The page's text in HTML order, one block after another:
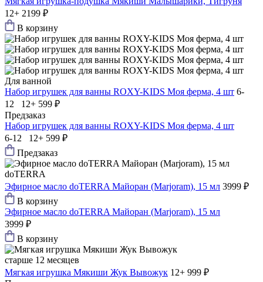
12+ 2199 ₽
В корзину
Для ванной
Набор игрушек для ванны ROXY-KIDS Моя ферма, 4 шт 6-
12 12+ 599 ₽
Предзаказ
Набор игрушек для ванны ROXY-KIDS Моя ферма, 4 шт
6-12 12+ 599 ₽
Предзаказ
doTERRA
Эфирное масло doTERRA Майоран (Marjoram), 15 мл 3999 ₽
В корзину
Эфирное масло doTERRA Майоран (Marjoram), 15 мл
3999 ₽
В корзину
старше 12 месяцев
Мягкая игрушка Мякиши Жук Вывожук 12+ 999 ₽